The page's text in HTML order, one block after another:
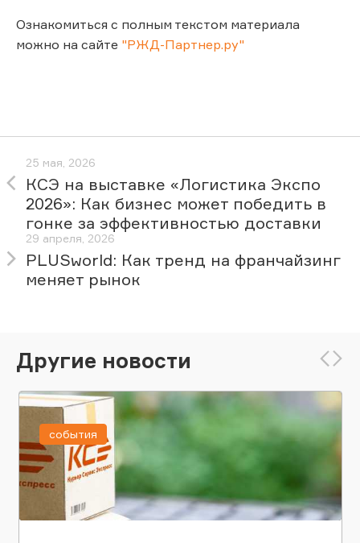
Ознакомиться с полным текстом материала
можно на сайте "РЖД-Партнер.ру"
25 мая, 2026
КСЭ на выставке «Логистика Экспо
2026»: Как бизнес может победить в
гонке за эффективностью доставки
29 апреля, 2026
PLUSworld: Как тренд на франчайзинг
меняет рынок
Другие новости
события